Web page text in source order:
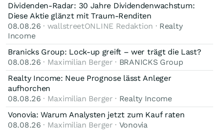
Dividenden-Radar: 30 Jahre Dividendenwachstum:
Diese Aktie glänzt mit Traum-Renditen
08.08.26 · wallstreetONLINE Redaktion · Realty
Income
Branicks Group: Lock-up greift – wer trägt die Last?
08.08.26 · Maximilian Berger · BRANICKS Group
Realty Income: Neue Prognose lässt Anleger
aufhorchen
08.08.26 · Maximilian Berger · Realty Income
Vonovia: Warum Analysten jetzt zum Kauf raten
08.08.26 · Maximilian Berger · Vonovia